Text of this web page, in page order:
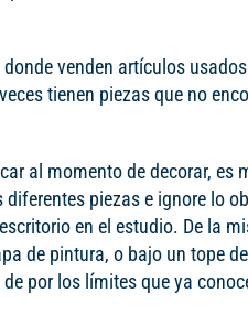
venden artículos
tienen piezas que no
al momento de decorar,
piezas e ignore lo
en el estudio. De la
de pintura, o bajo un tope
por los límites que ya